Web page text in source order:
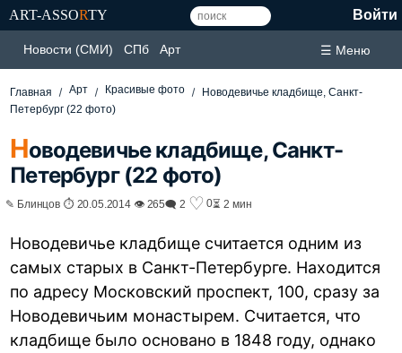
ART-ASSORTY Войти
Новости (СМИ) СПб Арт ☰ Меню
Главная Арт Красивые фото
Новодевичье кладбище, Санкт-
Петербург (22 фото)
Новодевичье кладбище, Санкт-
Петербург (22 фото)
✎ Блинцов ⏱ 20.05.2014 👁 265🗨 2 ♡ 0⏳ 2 мин
Новодевичье кладбище считается одним из
самых старых в Санкт-Петербурге. Находится
по адресу Московский проспект, 100, сразу за
Новодевичьим монастырем. Считается, что
кладбище было основано в 1848 году, однако